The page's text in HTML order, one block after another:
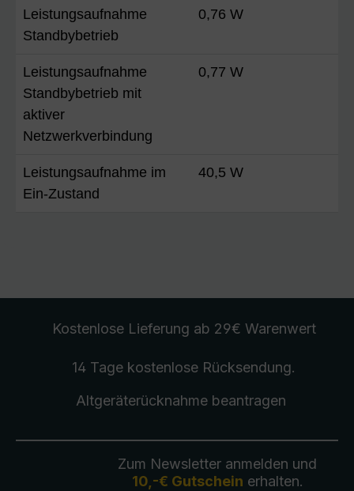
Leistungsaufnahme
Standbybetrieb
0,76 W
Leistungsaufnahme
Standbybetrieb mit
aktiver
Netzwerkverbindung
0,77 W
Leistungsaufnahme im
Ein-Zustand
40,5 W
Kostenlose Lieferung ab 29€ Warenwert
14 Tage kostenlose Rücksendung.
Altgeräterücknahmebeantragen
Zum Newsletter anmelden und
10,-€ Gutschein erhalten.